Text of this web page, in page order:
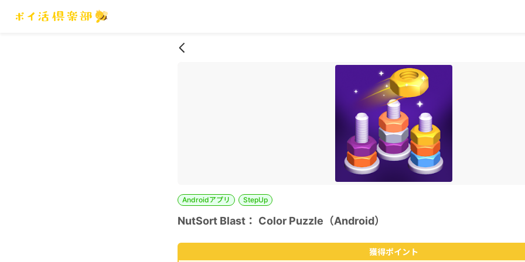
Androidアプリ StepUp
NutSort Blast： Color Puzzle（Android）
獲得ポイント